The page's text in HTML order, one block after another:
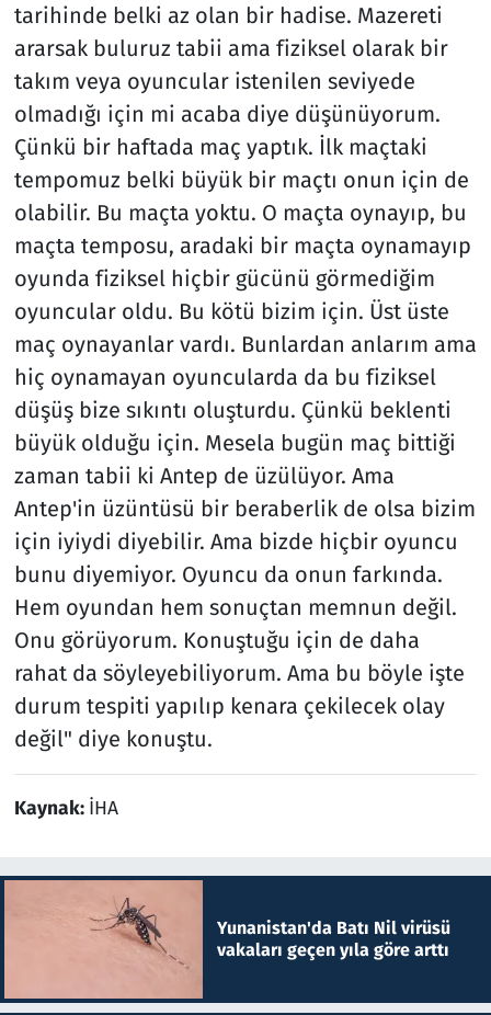
tarihinde belki az olan bir hadise. Mazereti
ararsak buluruz tabii ama fiziksel olarak bir
takım veya oyuncular istenilen seviyede
olmadığı için mi acaba diye düşünüyorum.
Çünkü bir haftada maç yaptık. İlk maçtaki
tempomuz belki büyük bir maçtı onun için de
olabilir. Bu maçta yoktu. O maçta oynayıp, bu
maçta temposu, aradaki bir maçta oynamayıp
oyunda fiziksel hiçbir gücünü görmediğim
oyuncular oldu. Bu kötü bizim için. Üst üste
maç oynayanlar vardı. Bunlardan anlarım ama
hiç oynamayan oyuncularda da bu fiziksel
düşüş bize sıkıntı oluşturdu. Çünkü beklenti
büyük olduğu için. Mesela bugün maç bittiği
zaman tabii ki Antep de üzülüyor. Ama
Antep'in üzüntüsü bir beraberlik de olsa bizim
için iyiydi diyebilir. Ama bizde hiçbir oyuncu
bunu diyemiyor. Oyuncu da onun farkında.
Hem oyundan hem sonuçtan memnun değil.
Onu görüyorum. Konuştuğu için de daha
rahat da söyleyebiliyorum. Ama bu böyle işte
durum tespiti yapılıp kenara çekilecek olay
değil" diye konuştu.
Kaynak: İHA
Yunanistan'da Batı Nil virüsü
vakaları geçen yıla göre arttı